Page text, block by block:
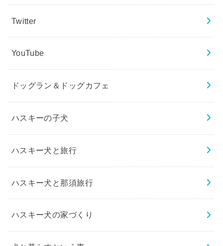
Twitter
YouTube
ドッグラン＆ドッグカフェ
ハスキーの子犬
ハスキー犬と旅行
ハスキー犬と那須旅行
ハスキー犬の家づくり